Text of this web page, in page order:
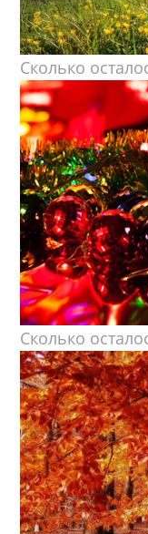
Сколько
Сколько